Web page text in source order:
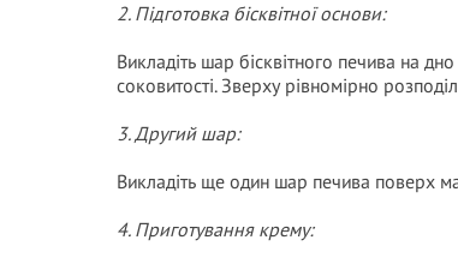
2. Підготовка бісквітної основи:
Викладіть шар бісквітного печива на
соковитості. Зверху рівномірно
3. Другий шар:
Викладіть ще один шар печива поверх
4. Приготування крему: